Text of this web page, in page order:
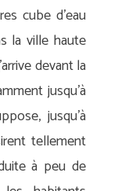
cube d’eau
la ville haute
devant la
jusqu’à
jusqu’à
tellement
à peu de